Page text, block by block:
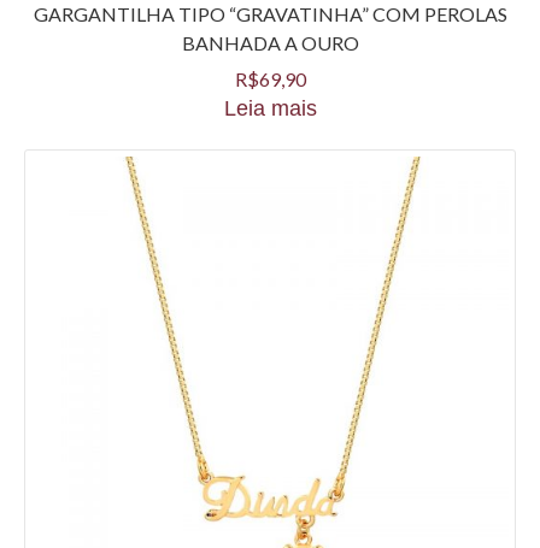
GARGANTILHA TIPO “GRAVATINHA” COM PEROLAS
BANHADA A OURO
R$69,90
Leia mais